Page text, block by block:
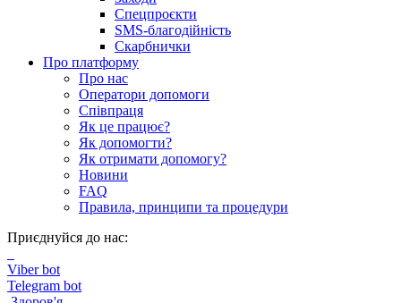
Спецпроєкти
SMS-благодійність
Скарбнички
Про платформу
Про нас
Оператори допомоги
Співпраця
Як це працює?
Як допомогти?
Як отримати допомогу?
Новини
FAQ
Правила, принципи та процедури
Приєднуйся до нас:
Viber bot
Telegram bot